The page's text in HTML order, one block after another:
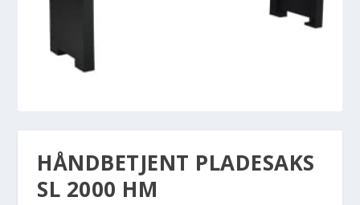
HÅNDBETJENT PLADESAKS
SL 2000 HM